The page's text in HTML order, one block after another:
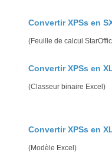
Convertir XPSs en
(Feuille de calcul
Convertir XPSs en
(Classeur binaire Excel)
Convertir XPSs en
(Modèle Excel)